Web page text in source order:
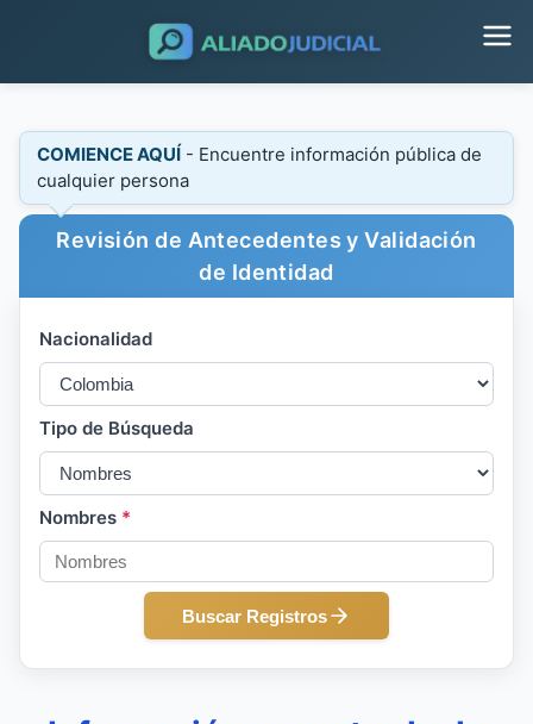
COMIENCE AQUÍ - Encuentre información pública de
cualquier persona
Revisión de Antecedentes y Validación
de Identidad
Nacionalidad
Tipo de Búsqueda
Nombres *
Buscar Registros